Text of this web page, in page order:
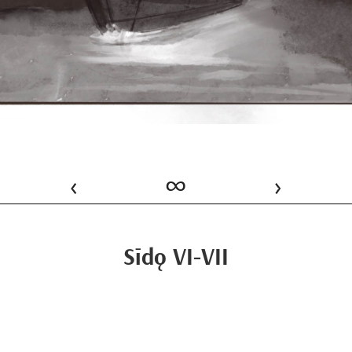
‹ ∞ ›
Sīdǫ VI-VII